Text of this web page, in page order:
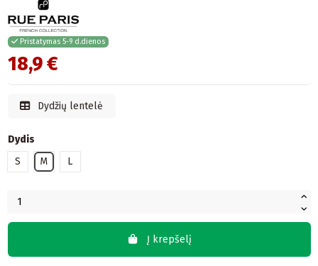
Pristatymas 5-9 d.dienos
18,9 €
Dydžių lentelė
Dydis
S
M L
Į krepšelį